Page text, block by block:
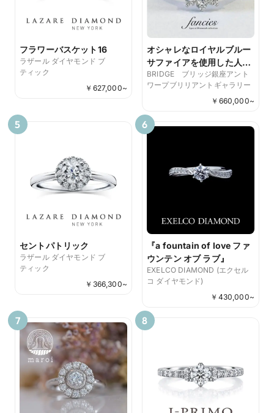
フラワーバスケット16
ラザール ダイヤモンド ブ
ティック
￥ 627,000~
オシャレなロイヤルブルー
サファイアを使用した人気
のヘイロー婚約指輪スター
レイ
BRIDGE ブリッジ銀座アント
ワープブリリアントギャラリー
￥ 660,000~
セントパトリック
ラザール ダイヤモンド ブ
ティック
￥ 366,300~
5
『a fountain of love ファ
ウンテン オブ ラブ』
EXELCO DIAMOND (エクセル
コ ダイヤモンド)
￥ 430,000~
6
7 8